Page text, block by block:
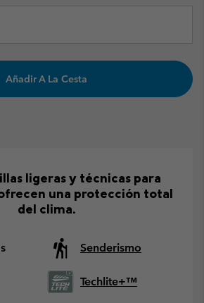
Añadir A La Cesta
ligeras y técnicas para
una protección total
del clima.
Senderismo
Techlite+™